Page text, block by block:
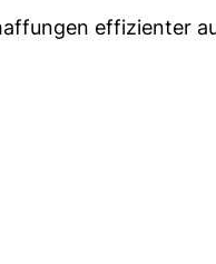
effizienter